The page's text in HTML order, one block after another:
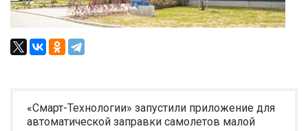
«Смарт-Технологии» запустили приложение для
автоматической заправки самолетов малой